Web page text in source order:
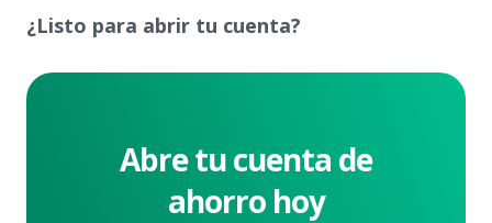
¿Listo para abrir tu cuenta?
Abre tu cuenta de
ahorro hoy